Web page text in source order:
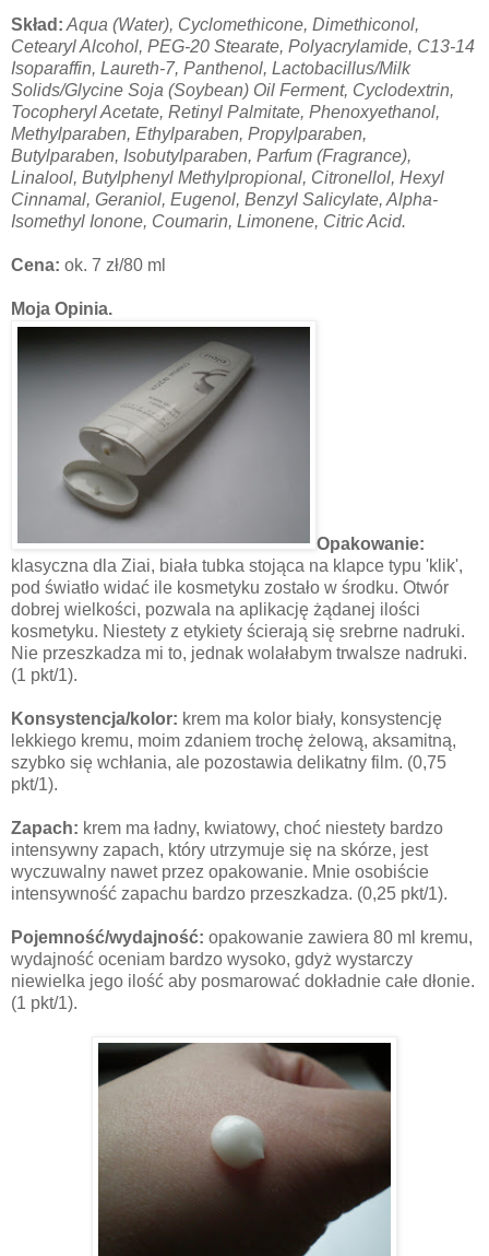
Skład: Aqua (Water), Cyclomethicone, Dimethiconol,
Cetearyl Alcohol, PEG-20 Stearate, Polyacrylamide, C13-14
Isoparaffin, Laureth-7, Panthenol, Lactobacillus/Milk
Solids/Glycine Soja (Soybean) Oil Ferment, Cyclodextrin,
Tocopheryl Acetate, Retinyl Palmitate, Phenoxyethanol,
Methylparaben, Ethylparaben, Propylparaben,
Butylparaben, Isobutylparaben, Parfum (Fragrance),
Linalool, Butylphenyl Methylpropional, Citronellol, Hexyl
Cinnamal, Geraniol, Eugenol, Benzyl Salicylate, Alpha-
Isomethyl Ionone, Coumarin, Limonene, Citric Acid.
Cena: ok. 7 zł/80 ml
Moja Opinia.
Opakowanie:
klasyczna dla Ziai, biała tubka stojąca na klapce typu 'klik',
pod światło widać ile kosmetyku zostało w środku. Otwór
dobrej wielkości, pozwala na aplikację żądanej ilości
kosmetyku. Niestety z etykiety ścierają się srebrne nadruki.
Nie przeszkadza mi to, jednak wolałabym trwalsze nadruki.
(1 pkt/1).
Konsystencja/kolor: krem ma kolor biały, konsystencję
lekkiego kremu, moim zdaniem trochę żelową, aksamitną,
szybko się wchłania, ale pozostawia delikatny film. (0,75
pkt/1).
Zapach: krem ma ładny, kwiatowy, choć niestety bardzo
intensywny zapach, który utrzymuje się na skórze, jest
wyczuwalny nawet przez opakowanie. Mnie osobiście
intensywność zapachu bardzo przeszkadza. (0,25 pkt/1).
Pojemność/wydajność: opakowanie zawiera 80 ml kremu,
wydajność oceniam bardzo wysoko, gdyż wystarczy
niewielka jego ilość aby posmarować dokładnie całe dłonie.
(1 pkt/1).